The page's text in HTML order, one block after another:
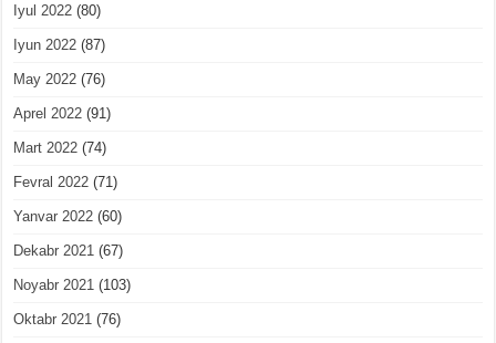
Iyul 2022 (80)
Iyun 2022 (87)
May 2022 (76)
Aprel 2022 (91)
Mart 2022 (74)
Fevral 2022 (71)
Yanvar 2022 (60)
Dekabr 2021 (67)
Noyabr 2021 (103)
Oktabr 2021 (76)